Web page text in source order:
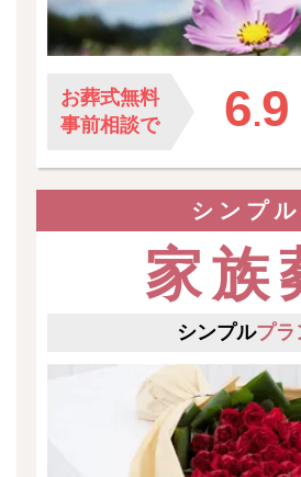
お葬式無料
事前相談で
6.9
シンプル
家族
シンプルプラ